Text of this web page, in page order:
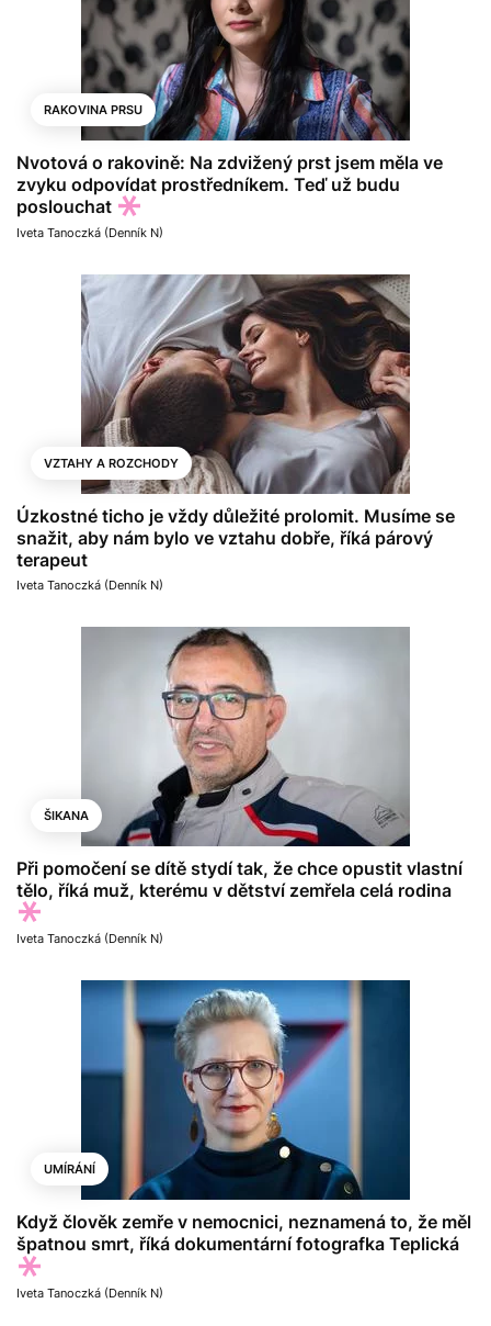
RAKOVINA PRSU
Nvotová o rakovině: Na zdvižený prst jsem měla ve
zvyku odpovídat prostředníkem. Teď už budu
poslouchat
Iveta Tanoczká (Denník N)
VZTAHY A ROZCHODY
Úzkostné ticho je vždy důležité prolomit. Musíme se
snažit, aby nám bylo ve vztahu dobře, říká párový
terapeut
Iveta Tanoczká (Denník N)
ŠIKANA
Při pomočení se dítě stydí tak, že chce opustit vlastní
tělo, říká muž, kterému v dětství zemřela celá rodina
Iveta Tanoczká (Denník N)
UMÍRÁNÍ
Když člověk zemře v nemocnici, neznamená to, že měl
špatnou smrt, říká dokumentární fotografka Teplická
Iveta Tanoczká (Denník N)